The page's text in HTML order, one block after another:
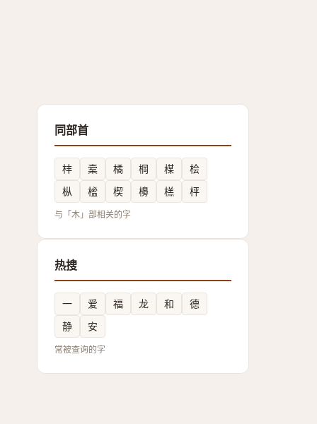
同部首
㭋 槖 橘 棡 楳
桧
枞
榓 楔 櫋 榚 枰
与「木」部相关的字
热搜
一 爱 福 龙 和
德
静
安
常被查询的字